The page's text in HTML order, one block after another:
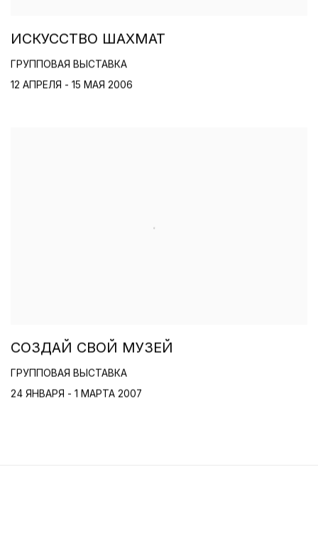
ИСКУССТВО ШАХМАТ
ГРУППОВАЯ ВЫСТАВКА
12 АПРЕЛЯ - 15 МАЯ 2006
СОЗДАЙ СВОЙ МУЗЕЙ
ГРУППОВАЯ ВЫСТАВКА
24 ЯНВАРЯ - 1 МАРТА 2007